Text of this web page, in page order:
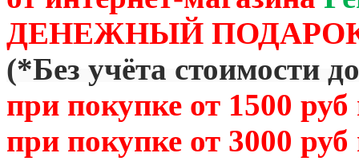
ДЕНЕЖНЫЙ
(*Без учёта стоимости
при покупке от 1500
при покупке от 3000